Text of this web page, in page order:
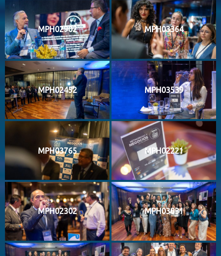
MPH02902 MPH03364
MPH02452 MPH03539
MPH03765 MPH02221
MPH02302 MPH03831